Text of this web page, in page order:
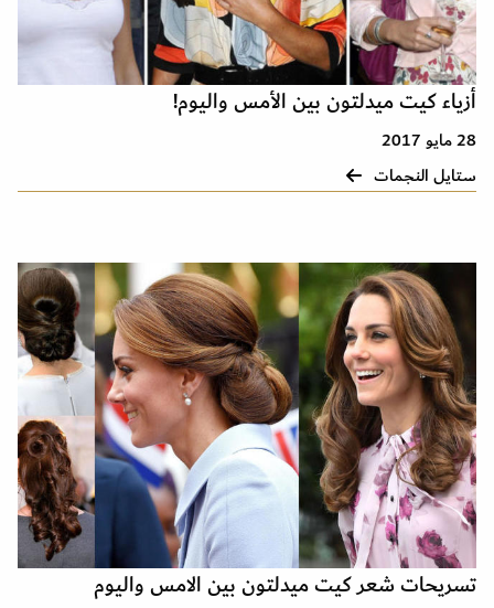
أزياء كيت ميدلتون بين الأمس واليوم!
28 مايو 2017
ستايل النجمات
تسريحات شعر كيت ميدلتون بين الامس واليوم